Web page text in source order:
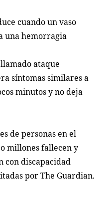
cuando un vaso
una hemorragia
ataque
síntomas similares a
minutos y no deja
de personas en el
millones fallecen y
con discapacidad
por The Guardian.